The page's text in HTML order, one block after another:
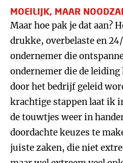
MOEILIJK, MAAR
Maar hoe pak je dat aan?
drukke, overbelaste en
ondernemer die
ondernemer die de
door het bedrijf geleid
krachtige stappen laat ik
de touwtjes weer in
doordachte keuzes te
juiste zaken, die niet